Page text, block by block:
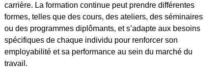
carrière. La formation continue peut prendre différentes
formes, telles que des cours, des ateliers, des séminaires
ou des programmes diplômants, et s’adapte aux besoins
spécifiques de chaque individu pour renforcer son
employabilité et sa performance au sein du marché du
travail.